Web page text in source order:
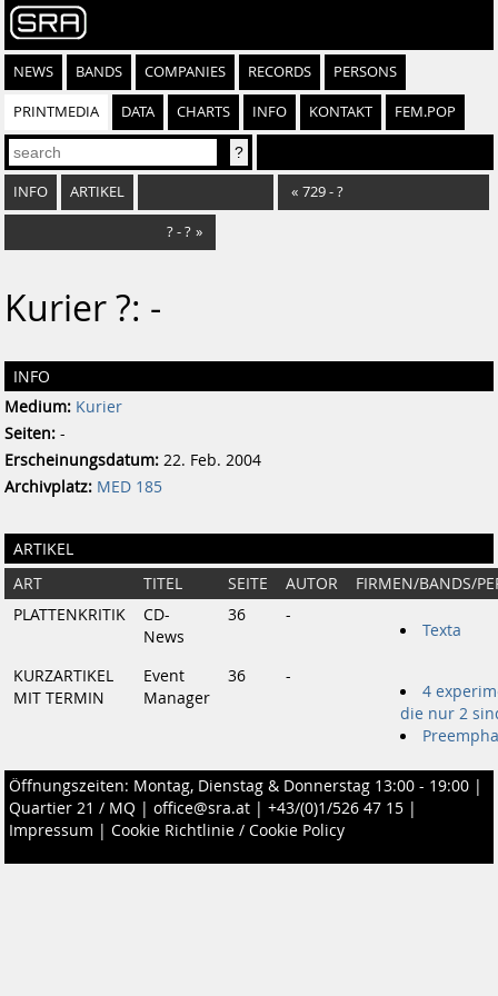
NEWS BANDS COMPANIES RECORDS PERSONS
PRINTMEDIA DATA CHARTS INFO KONTAKT FEM.POP
INFO ARTIKEL « 729 - ?
? - ? »
Kurier ?: -
INFO
Medium: Kurier
Seiten: -
Erscheinungsdatum: 22. Feb. 2004
Archivplatz: MED 185
ARTIKEL
ART TITEL SEITE AUTOR
FIRMEN/BANDS/
PLATTENKRITIK
CD-
News
36 -
Texta
KURZARTIKEL
MIT TERMIN
Event
Manager
36 -
4
die nur 2
Öffnungszeiten: Montag, Dienstag & Donnerstag 13:00 - 19:00 |
Quartier 21 / MQ | office@sra.at | +43/(0)1/526 47 15 |
Impressum | Cookie Richtlinie / Cookie Policy